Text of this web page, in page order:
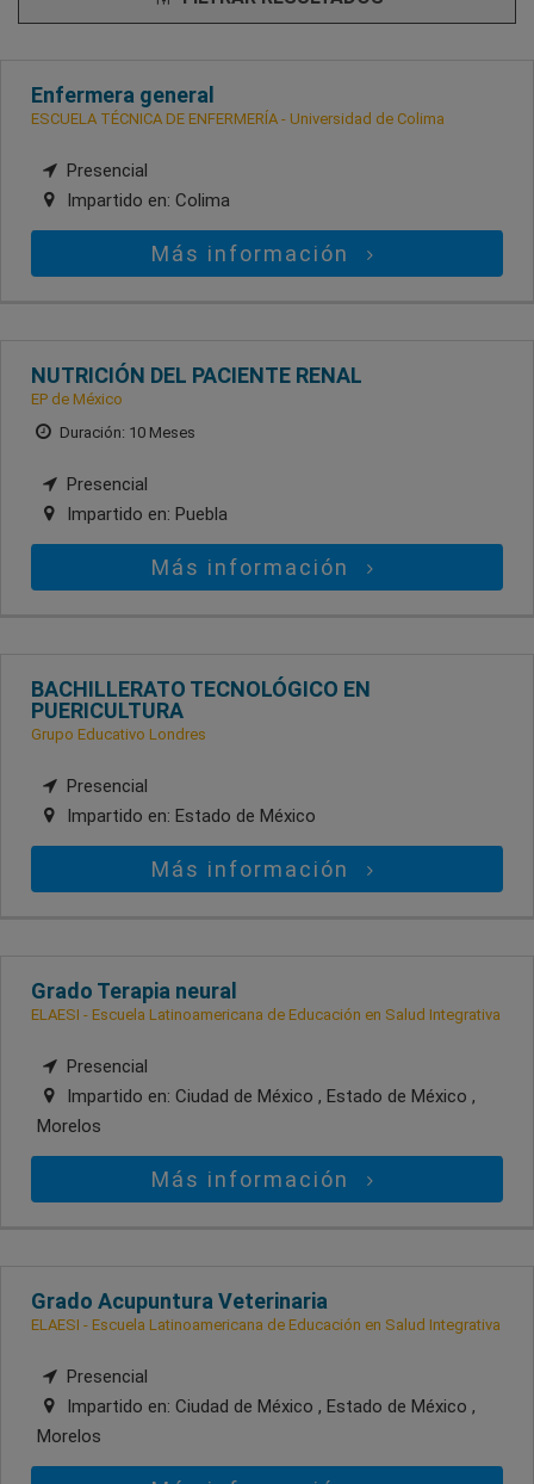
Enfermera general
ESCUELA TÉCNICA DE ENFERMERÍA - Universidad de Colima
Presencial
Impartido en: Colima
Más información
NUTRICIÓN DEL PACIENTE RENAL
EP de México
Duración: 10 Meses
Presencial
Impartido en: Puebla
Más información
BACHILLERATO TECNOLÓGICO EN
PUERICULTURA
Grupo Educativo Londres
Presencial
Impartido en: Estado de México
Más información
Grado Terapia neural
ELAESI - Escuela Latinoamericana de Educación en Salud Integrativa
Presencial
Impartido en: Ciudad de México , Estado de México ,
Morelos
Más información
Grado Acupuntura Veterinaria
ELAESI - Escuela Latinoamericana de Educación en Salud Integrativa
Presencial
Impartido en: Ciudad de México , Estado de México ,
Morelos